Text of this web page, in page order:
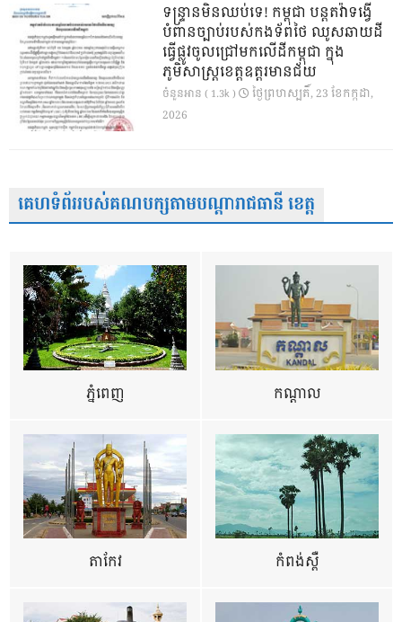
ទន្ទ្រានមិនឈប់ទេ! កម្ពុជា បន្តតវ៉ាទង្វើ
បំពានច្បាប់របស់កងទ័ពថៃ ឈូសឆាយដី
ធ្វើផ្លូវចូលជ្រៅមកលើដីកម្ពុជា ក្នុង
ភូមិសាស្ត្រខេត្តឧត្តរមានជ័យ
ចំនួនអាន ( 1.3k )
ថ្ងៃ​ព្រហស្បតិ៍, 23 ខែ​កក្កដា,
2026
គេហទំព័ររបស់គណបក្សតាមបណ្តារាជធានី ខេត្ត
ភ្នំពេញ កណ្តាល
តាកែវ កំពង់ស្ពឺ